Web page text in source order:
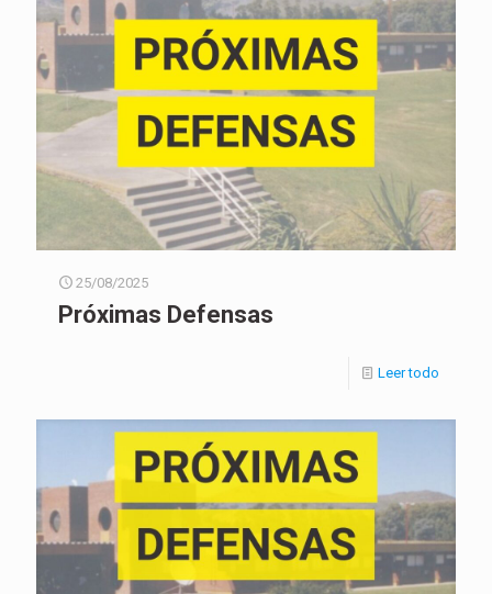
25/08/2025
Próximas Defensas
Leer todo